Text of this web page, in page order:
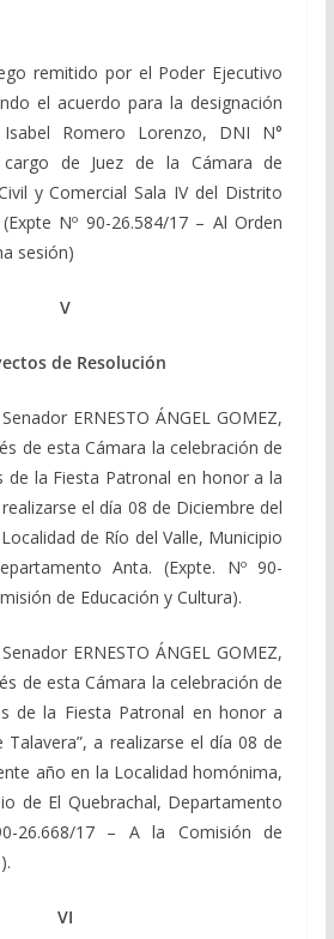
remitido por el Poder Ejecutivo
el acuerdo para la designación
Romero Lorenzo, DNI N°
cargo de Juez de la Cámara de
y Comercial Sala IV del Distrito
Nº 90-26.584/17 – Al Orden
sesión)
V
de Resolución
ERNESTO ÁNGEL GOMEZ,
de esta Cámara la celebración de
la Fiesta Patronal en honor a la
realizarse el día 08 de Diciembre del
de Río del Valle, Municipio
Anta. (Expte. Nº 90-
de Educación y Cultura).
ERNESTO ÁNGEL GOMEZ,
de esta Cámara la celebración de
de la Fiesta Patronal en honor a
Talavera”, a realizarse el día 08 de
año en la Localidad homónima,
de El Quebrachal, Departamento
26.668/17 – A la Comisión de
VI